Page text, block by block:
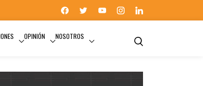
OPINIÓN NOSOTROS